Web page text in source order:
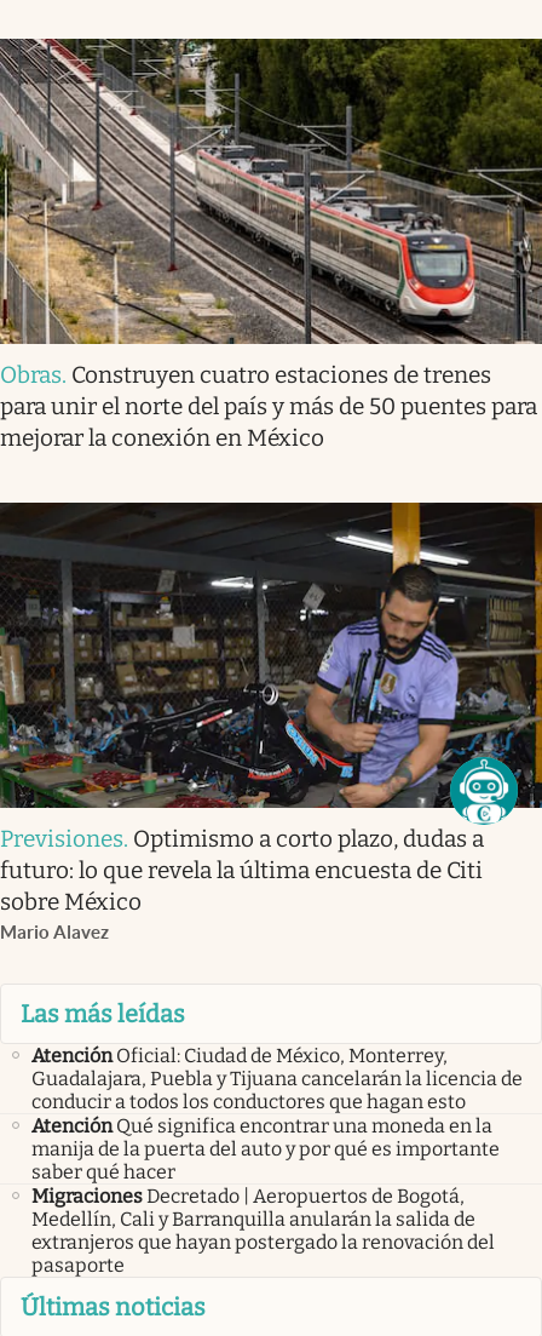
Obras. Construyen cuatro estaciones de trenes
para unir el norte del país y más de 50 puentes para
mejorar la conexión en México
Previsiones. Optimismo a corto plazo, dudas a
futuro: lo que revela la última encuesta de Citi
sobre México
Mario Alavez
Las más leídas
Atención Oficial: Ciudad de México, Monterrey,
Guadalajara, Puebla y Tijuana cancelarán la licencia de
conducir a todos los conductores que hagan esto
Atención Qué significa encontrar una moneda en la
manija de la puerta del auto y por qué es importante
saber qué hacer
MigracionesDecretado | Aeropuertos de Bogotá,
Medellín, Cali y Barranquilla anularán la salida de
extranjeros que hayan postergado la renovación del
pasaporte
Últimas noticias